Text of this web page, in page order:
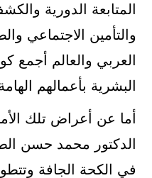
المتابعة الدورية
والتأمين الاجتماعي
العربي والعالم أجمع
البشرية بأعمالهم
أما عن أعراض تلك
الدكتور محمد حسن
في الكحة الجافة